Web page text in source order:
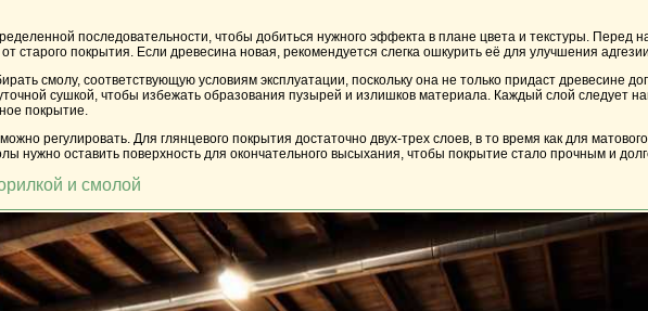
последовательности, чтобы добиться нужного эффекта в плане цвета и текстуры. Перед
покрытия. Если древесина новая, рекомендуется слегка ошкурить её для улучшения
смолу, соответствующую условиям эксплуатации, поскольку она не только придаст древесине
сушкой, чтобы избежать образования пузырей и излишков материала. Каждый слой следует
покрытие.
регулировать. Для глянцевого покрытия достаточно двух-трех слоев, в то время как для
нужно оставить поверхность для окончательного высыхания, чтобы покрытие стало прочным и
и смолой